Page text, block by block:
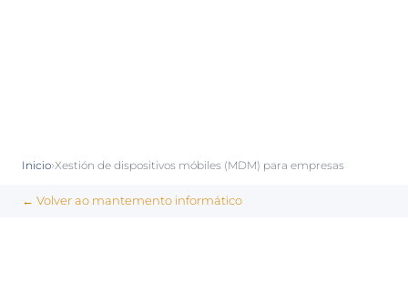
Inicio›Xestión de dispositivos móbiles (MDM) para empresas
← Volver ao mantemento informático